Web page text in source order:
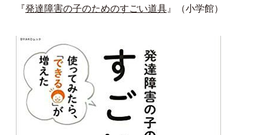
『発達障害の子のためのすごい道具』（小学館）